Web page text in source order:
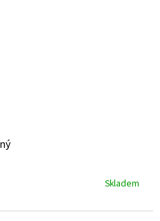
Skladem